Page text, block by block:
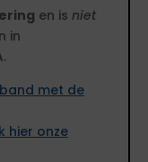
en is niet
in
met de
hier onze